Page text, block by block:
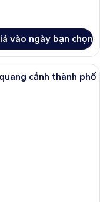
vào ngày bạn chọn
Premium, 2 giường
cảnh thành phố